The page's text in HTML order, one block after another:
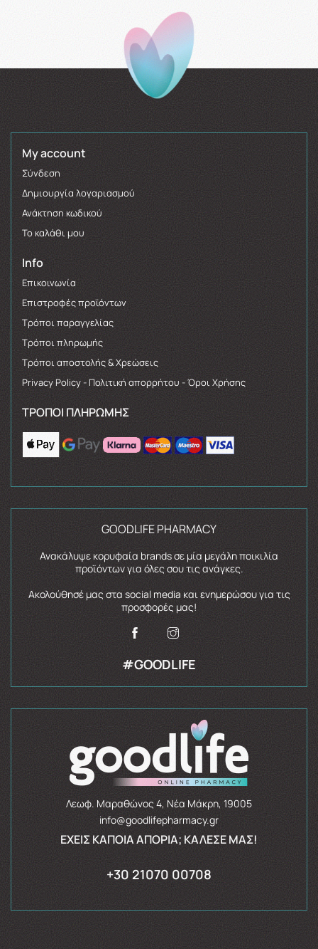
My account
Σύνδεση
Δημιουργία λογαριασμού
Ανάκτηση κωδικού
Το καλάθι μου
Info
Επικοινωνία
Επιστροφές προϊόντων
Τρόποι παραγγελίας
Τρόποι πληρωμής
Τρόποι αποστολής & Χρεώσεις
Privacy Policy - Πολιτική απορρήτου - Όροι Χρήσης
ΤΡΌΠΟΙ ΠΛΗΡΩΜΉΣ
GOODLIFE PHARMACY
Ανακάλυψε κορυφαία brands σε μία μεγάλη ποικιλία
προϊόντων για όλες σου τις ανάγκες.
Ακολούθησέ μας στα social media και ενημερώσου για τις
προσφορές μας!
#GOODLIFE
Λεωφ. Μαραθώνος 4, Νέα Μάκρη, 19005
info@goodlifepharmacy.gr
ΈΧΕΙΣ ΚΆΠΟΙΑ ΑΠΟΡΊΑ; ΚΆΛΕΣΈ ΜΑΣ!
+30 21070 00708